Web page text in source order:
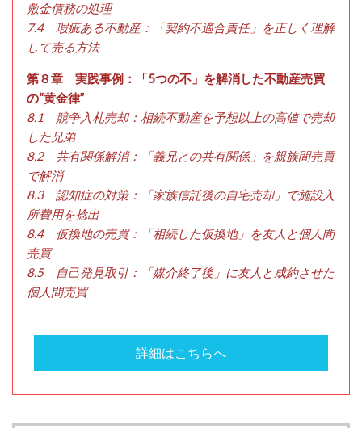
敷金債務の処理
7.4 瑕疵ある不動産：「契約不適合責任」を正しく理解
して売る方法
第８章 実践事例：「5つの不」を解消した不動産売買
の“黄金律”
8.1 競争入札売却：相続不動産を予想以上の高値で売却
した兄弟
8.2 共有関係解消：「義兄との共有関係」を親族間売買
で解消
8.3 認知症の対策：「家族信託後の自宅売却」で施設入
所費用を捻出
8.4 仮換地の売買：「相続した仮換地」を友人と個人間
売買
8.5 自己発見取引：「媒介終了後」に友人と成約させた
個人間売買
詳細はこちらへ